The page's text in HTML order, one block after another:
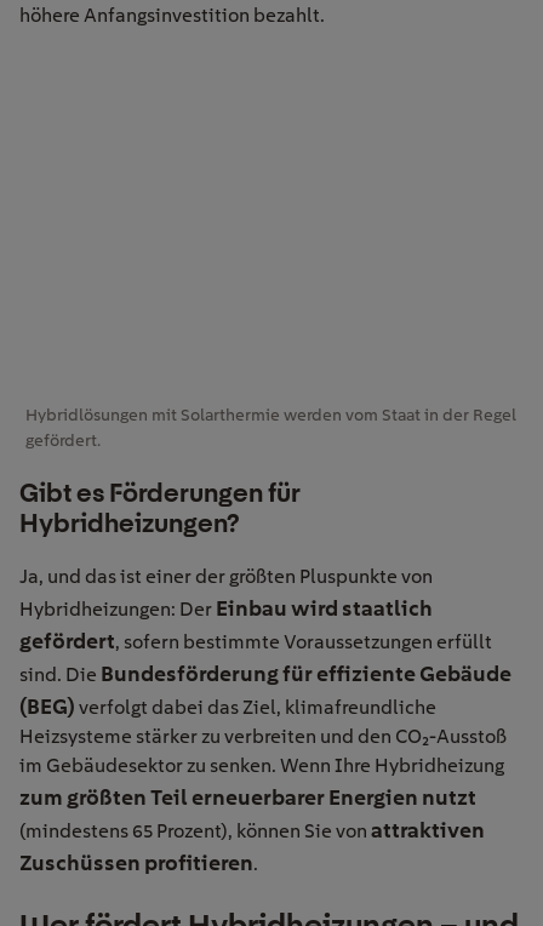
höhere Anfangsinvestition bezahlt.
Hybridlösungen mit Solarthermie werden vom Staat in der Regel
gefördert.
Gibt es Förderungen für
Hybridheizungen?
Ja, und das ist einer der größten Pluspunkte von
Hybridheizungen: Der Einbau wird staatlich
gefördert, sofern bestimmte Voraussetzungen erfüllt
sind. Die Bundesförderung für effiziente Gebäude
(BEG) verfolgt dabei das Ziel, klimafreundliche
Heizsysteme stärker zu verbreiten und den CO₂-Ausstoß
im Gebäudesektor zu senken. Wenn Ihre Hybridheizung
zum größten Teil erneuerbarer Energien nutzt
(mindestens 65 Prozent), können Sie von attraktiven
Zuschüssen profitieren.